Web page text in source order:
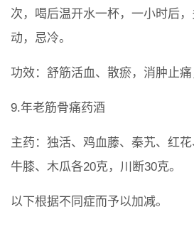
次，喝后温开水一杯，一小时后
动，忌冷。
功效：舒筋活血、散瘀，消肿止痛
9.年老筋骨痛药酒
主药：独活、鸡血藤、秦艽、红花
牛膝、木瓜各20克，川断30克。
以下根据不同症而予以加减。